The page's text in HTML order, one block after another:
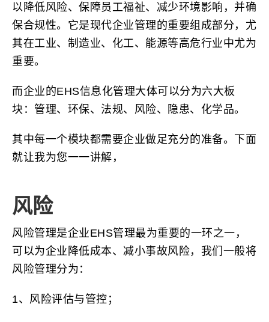
以降低风险、保障员工福祉、减少环境影响，并确
保合规性。它是现代企业管理的重要组成部分，尤
其在工业、制造业、化工、能源等高危行业中尤为
重要。
而企业的EHS信息化管理大体可以分为六大板
块：管理、环保、法规、风险、隐患、化学品。
其中每一个模块都需要企业做足充分的准备。下面
就让我为您一一讲解，
风险
风险管理是企业EHS管理最为重要的一环之一，
可以为企业降低成本、减小事故风险，我们一般将
风险管理分为：
1、风险评估与管控；